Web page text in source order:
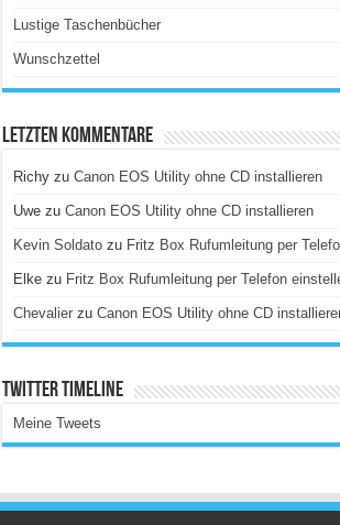
Lustige Taschenbücher
Wunschzettel
Letzten Kommentare
Richy zuCanon EOS Utility ohne CD installieren
Uwe zuCanon EOS Utility ohne CD installieren
Kevin Soldato zu Fritz Box Rufumleitung per
Elke zu Fritz Box Rufumleitung per Telefon
Chevalier zuCanon EOS Utility ohne CD
Twitter Timeline
Meine Tweets